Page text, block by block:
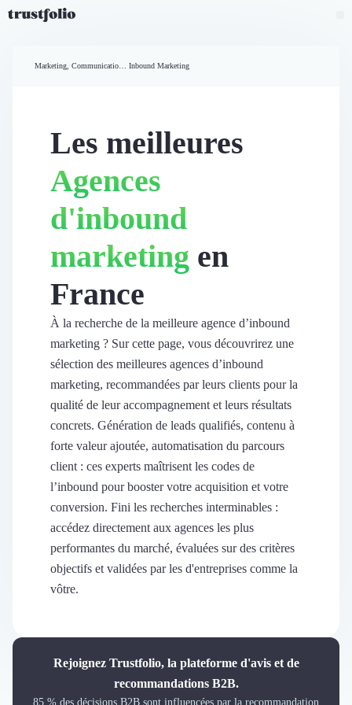
Widgets d'avis
Partage d’avis multicanal
Vidéo de témoignage
Vitrine & média
Suivi du ROI
Voir tous nos avis clients
Découvrir le média
Demander une démo
Connexion
Cabinet de Recrutement
Teambuilding
Marque Employeur
Conseil en Management et Organisation
Portage Salarial
Responsabilité Sociétale des Entreprises (RSE)
Marketplace de freelance
Coaching
Accueil
Marketing, Communication et Ventes Inbound Marketing
Les meilleures
Agences
d'inbound
marketing en
France
À la recherche de la meilleure agence d’inbound
marketing ? Sur cette page, vous découvrirez une
sélection des meilleures agences d’inbound
marketing, recommandées par leurs clients pour la
qualité de leur accompagnement et leurs résultats
concrets. Génération de leads qualifiés, contenu à
forte valeur ajoutée, automatisation du parcours
client : ces experts maîtrisent les codes de
l’inbound pour booster votre acquisition et votre
conversion. Fini les recherches interminables :
accédez directement aux agences les plus
performantes du marché, évaluées sur des critères
objectifs et validées par les d'entreprises comme la
vôtre.
Rejoignez Trustfolio, la plateforme d'avis et de
recommandations B2B.
85 % des décisions B2B sont influencées par la recommandation